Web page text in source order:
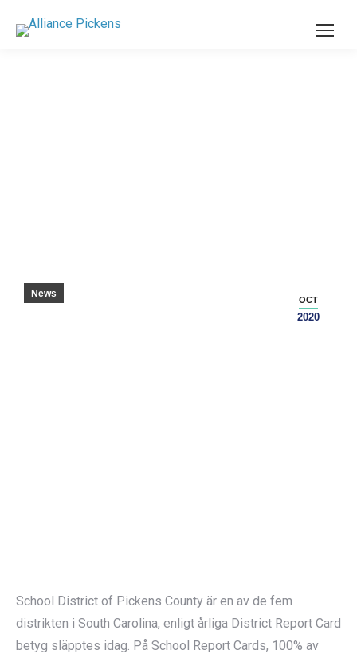
OCT
2020
News
School District of Pickens County är en av de fem
distrikten i South Carolina, enligt årliga District Report Card
betyg släpptes idag. På School Report Cards, 100% av